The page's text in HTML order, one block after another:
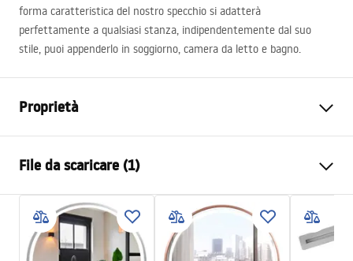
forma caratteristica del nostro specchio si adatterà
perfettamente a qualsiasi stanza, indipendentemente dal suo
stile, puoi appenderlo in soggiorno, camera da letto e bagno.
Proprietà
Larghezza
Profondità
20mm
Illuminazione LED
SÌ
Cornice
File da scaricare (1)
manual mirror led
manual mirror led.pdf